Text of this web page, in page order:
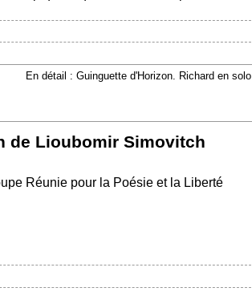
En détail : Guinguette d'Horizon. Richard en solo
de Lioubomir Simovitch
Réunie pour la Poésie et la Liberté